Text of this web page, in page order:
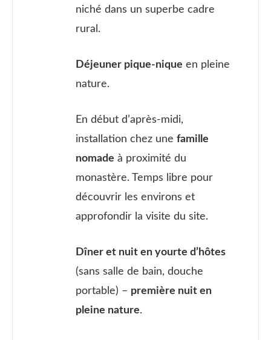
niché dans un superbe cadre
rural.
Déjeuner pique-nique en pleine
nature.
En début d’après-midi,
installation chez une famille
nomade à proximité du
monastère. Temps libre pour
découvrir les environs et
approfondir la visite du site.
Dîner et nuit en yourte d’hôtes
(sans salle de bain, douche
portable) – première nuit en
pleine nature.